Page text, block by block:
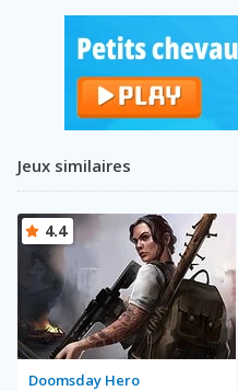
Jeux similaires
Doomsday Hero
4.4